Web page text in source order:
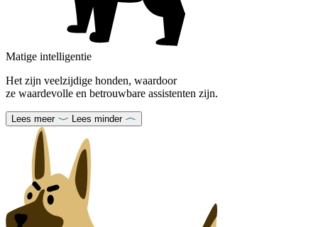
Matige intelligentie
Het zijn veelzijdige honden, waardoor
ze waardevolle en betrouwbare assistenten zijn.
Lees meer Lees minder